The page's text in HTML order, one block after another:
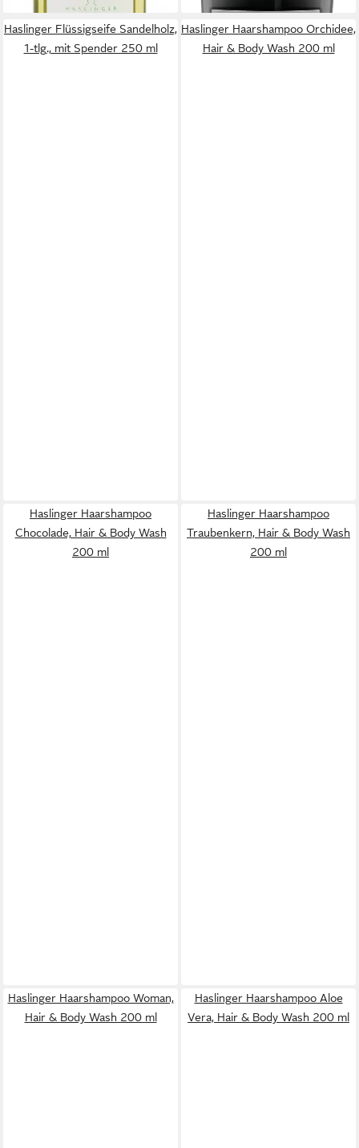
Haslinger Flüssigseife Sandelholz,
1-tlg., mit Spender 250 ml
Haslinger Haarshampoo Orchidee,
Hair & Body Wash 200 ml
Haslinger Haarshampoo
Chocolade, Hair & Body Wash
200 ml
Haslinger Haarshampoo
Traubenkern, Hair & Body Wash
200 ml
Haslinger Haarshampoo Woman,
Hair & Body Wash 200 ml
Haslinger Haarshampoo Aloe
Vera, Hair & Body Wash 200 ml